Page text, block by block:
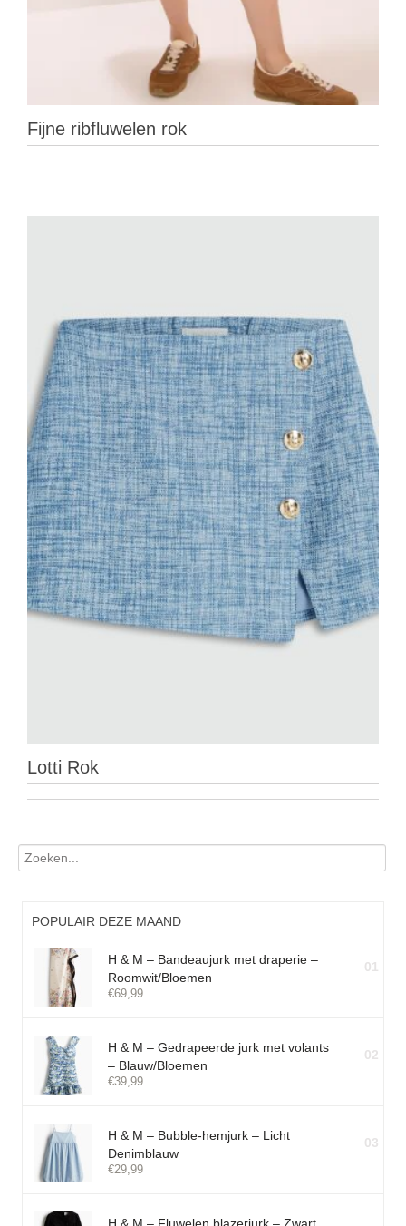
Fijne ribfluwelen rok
Lotti Rok
POPULAIR DEZE MAAND
H & M – Bandeaujurk met draperie –
Roomwit/Bloemen
€69,99
01
H & M – Gedrapeerde jurk met volants
– Blauw/Bloemen
€39,99
02
H & M – Bubble-hemjurk – Licht
Denimblauw
€29,99
03